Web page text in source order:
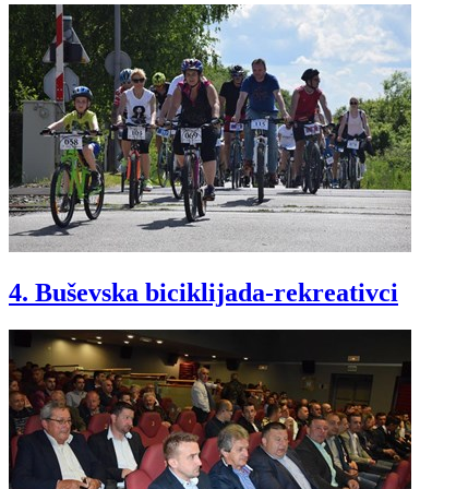
4. Buševska biciklijada-rekreativci